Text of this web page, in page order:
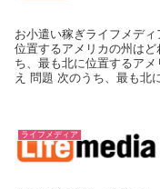
お小遣い稼ぎライフメデ
位置するアメリカの州は
ち、最も北に位置するア
え 問題 次のうち、最も北
ライフメディア